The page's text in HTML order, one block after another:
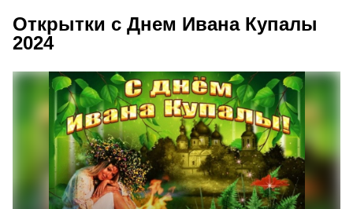
Открытки с Днем Ивана Купалы
2024